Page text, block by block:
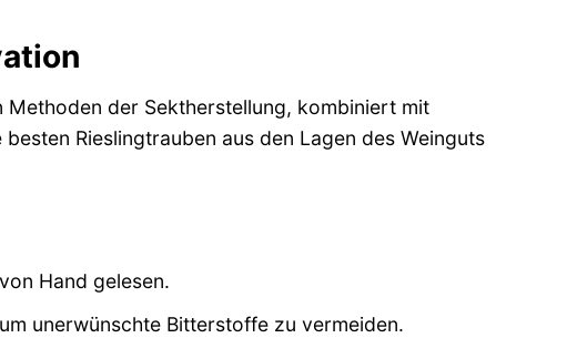
der Sektherstellung, kombiniert mit
Rieslingtrauben aus den Lagen des Weinguts
Hand gelesen.
unerwünschte Bitterstoffe zu vermeiden.